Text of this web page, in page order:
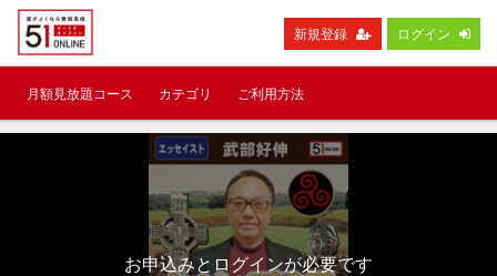
新規登録 ログイン
月額見放題コース カテゴリ ご利用方法
お申込みとログインが必要です